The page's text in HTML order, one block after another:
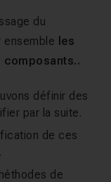
du
ensemble les
composants..
définir des
par la suite.
de ces
.
de